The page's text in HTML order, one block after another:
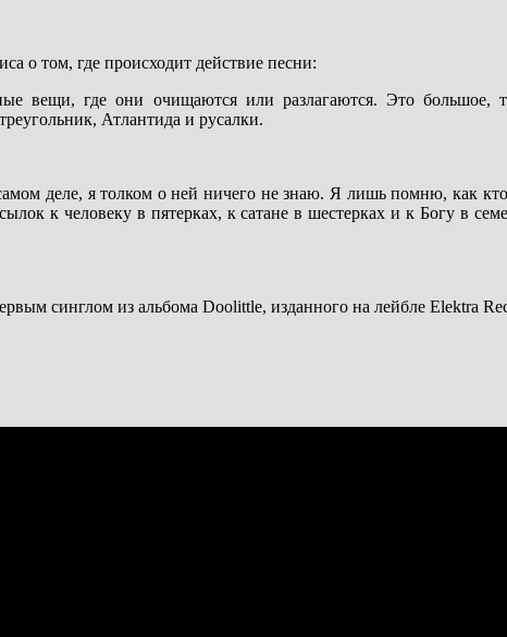
о том, где происходит действие песни:
вещи, где они очищаются или разлагаются. Это большое,
Атлантида и русалки.
деле, я толком о ней ничего не знаю. Я лишь помню, как
к человеку в пятерках, к сатане в шестерках и к Богу в
синглом из альбома Doolittle, изданного на лейбле Elektra